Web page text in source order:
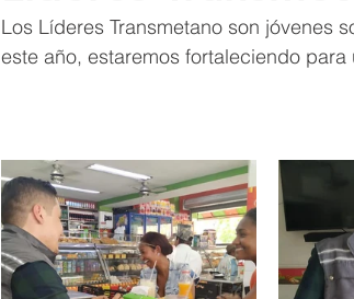
Los Líderes Transmetano son jóvenes
este año, estaremos fortaleciendo